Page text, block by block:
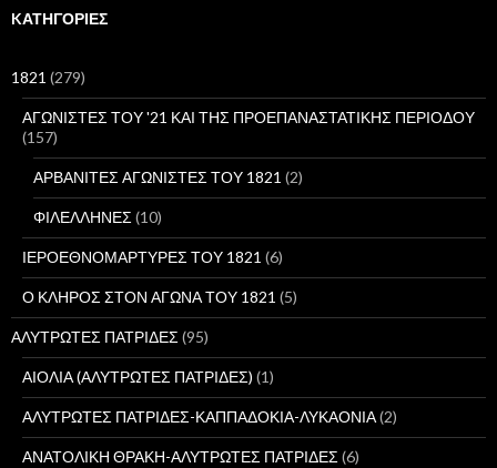
ή
σ
KΑΤΗΓΟΡΊΕΣ
1821 (279)
ΑΓΩΝΙΣΤΕΣ ΤΟΥ '21 ΚΑΙ ΤΗΣ ΠΡΟΕΠΑΝΑΣΤΑΤΙΚΗΣ ΠΕΡΙΟΔΟΥ
(157)
ΑΡΒΑΝΙΤΕΣ ΑΓΩΝΙΣΤΕΣ ΤΟΥ 1821 (2)
ΦΙΛΕΛΛΗΝΕΣ (10)
ΙΕΡΟΕΘΝΟΜΑΡΤΥΡΕΣ ΤΟΥ 1821 (6)
Ο ΚΛΗΡΟΣ ΣΤΟΝ ΑΓΩΝΑ ΤΟΥ 1821 (5)
ΑΛΥΤΡΩΤΕΣ ΠΑΤΡΙΔΕΣ (95)
ΑΙΟΛΙΑ (ΑΛΥΤΡΩΤΕΣ ΠΑΤΡΙΔΕΣ) (1)
ΑΛΥΤΡΩΤΕΣ ΠΑΤΡΙΔΕΣ-ΚΑΠΠΑΔΟΚΙΑ-ΛΥΚΑΟΝΙΑ(2)
ΑΝΑΤΟΛΙΚΗ ΘΡΑΚΗ-ΑΛΥΤΡΩΤΕΣ ΠΑΤΡΙΔΕΣ (6)